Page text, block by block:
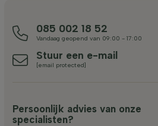
085 002 18 52
Vandaag geopend van 09:00 - 17:00
Stuur een e-mail
[email protected]
Persoonlijk advies van onze
specialisten?